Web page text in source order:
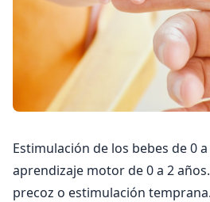
Estimulación de los bebes de 0
aprendizaje motor de 0 a 2
precoz o estimulación temprana.